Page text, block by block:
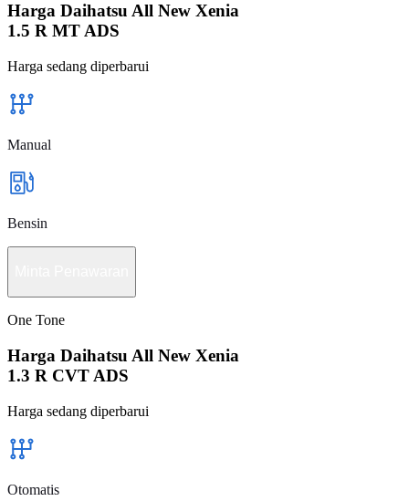
Harga Daihatsu All New Xenia
1.5 R MT ADS
Harga sedang diperbarui
Manual
Bensin
One Tone
Harga Daihatsu All New Xenia
1.3 R CVT ADS
Harga sedang diperbarui
Otomatis